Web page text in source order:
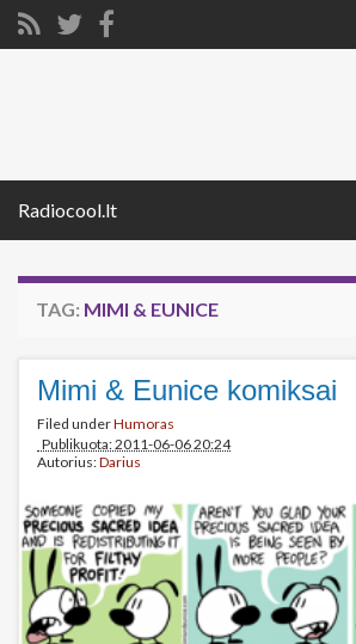
Radiocool.lt
TAG: MIMI & EUNICE
Mimi & Eunice komiksai
Filed underHumoras
Publikuota: 2011-06-06 20:24
Autorius:Darius